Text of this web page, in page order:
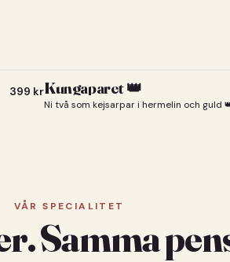
399 krKungaparet 👑
Ni två som kejsarpar i hermelin och guld
VÅR SPECIALITET
Samma